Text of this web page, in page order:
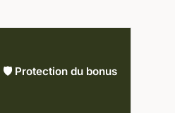
🛡️ Protection du bonus